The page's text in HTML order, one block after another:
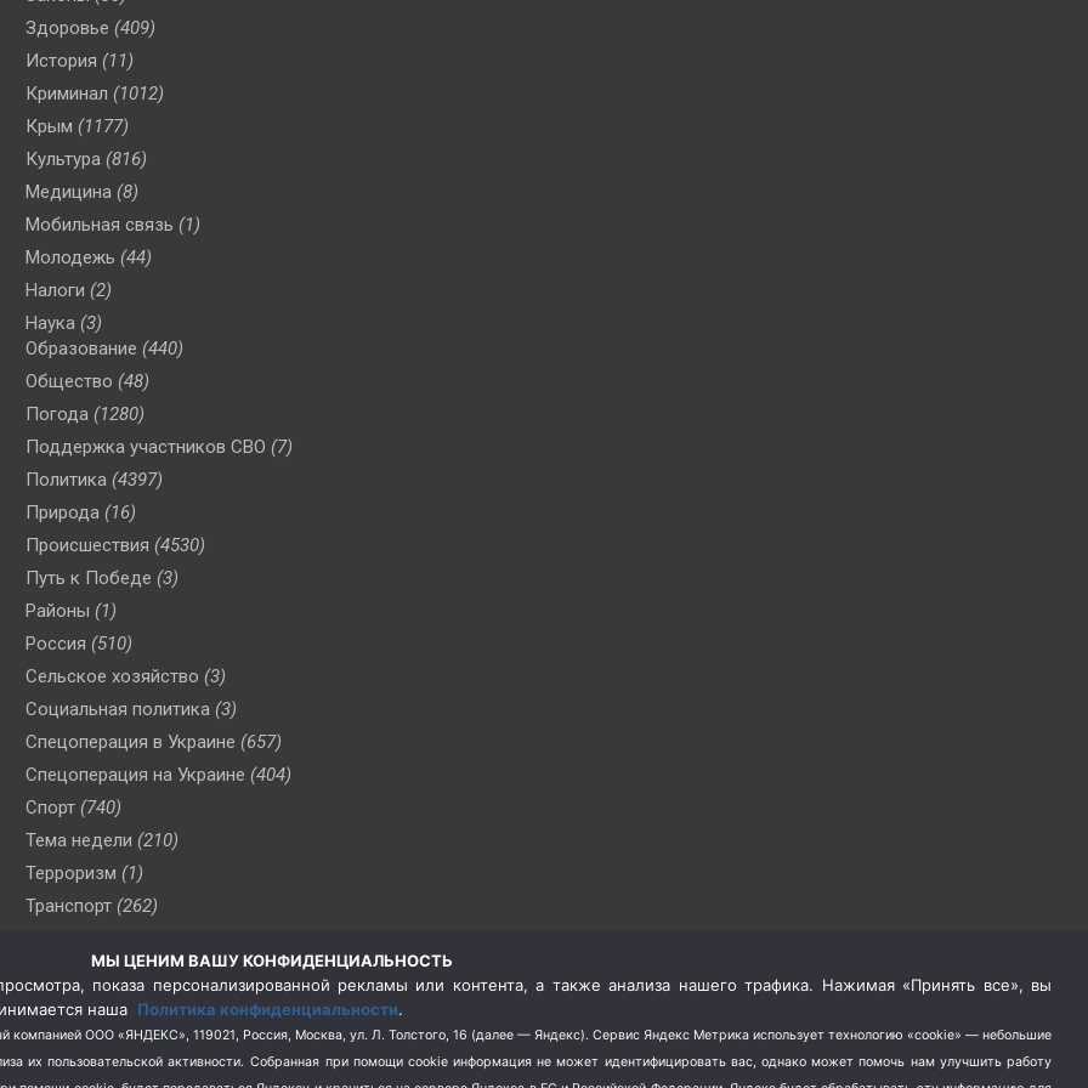
Здоровье (409)
История (11)
Криминал (1012)
Крым (1177)
Культура (816)
Медицина (8)
Мобильная связь (1)
Молодежь (44)
Налоги (2)
Наука (3)
Образование (440)
Общество (48)
Погода (1280)
Поддержка участников СВО (7)
Политика (4397)
Природа (16)
Происшествия (4530)
Путь к Победе (3)
Районы (1)
Россия (510)
Сельское хозяйство (3)
Социальная политика (3)
Спецоперация в Украине (657)
Спецоперация на Украине (404)
Спорт (740)
Тема недели (210)
Терроризм (1)
Транспорт (262)
(76)
Цены (2)
Школа и спорт (2)
Экология (8)
МЫ ЦЕНИМ ВАШУ КОНФИДЕНЦИАЛЬНОСТЬ
показа персонализированной рекламы или контента, а также анализа нашего трафика. Нажимая «Принять все», вы
наша Политика конфиденциальности.
компанией ООО «ЯНДЕКС», 119021, Россия, Москва, ул. Л. Толстого, 16 (далее — Яндекс). Сервис Яндекс Метрика использует технологию «cookie» — небольшие
их пользовательской активности. Собранная при помощи cookie информация не может идентифицировать вас, однако может помочь нам улучшить работу